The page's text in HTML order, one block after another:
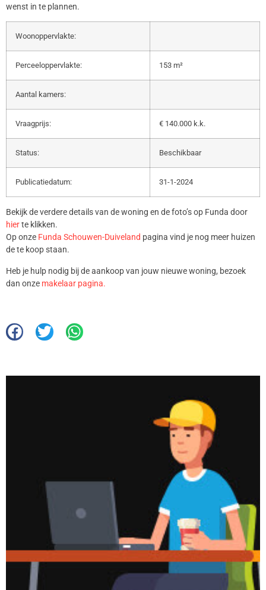
wenst in te plannen.
Woonoppervlakte:
Perceeloppervlakte: 153 m²
Aantal kamers:
Vraagprijs: € 140.000 k.k.
Status: Beschikbaar
Publicatiedatum: 31-1-2024
Bekijk de verdere details van de woning en de foto’s op Funda door
hierte klikken.
Op onze Funda Schouwen-Duiveland pagina vind je nog meer huizen
de te koop staan.
Heb je hulp nodig bij de aankoop van jouw nieuwe woning, bezoek
dan onze makelaar pagina.